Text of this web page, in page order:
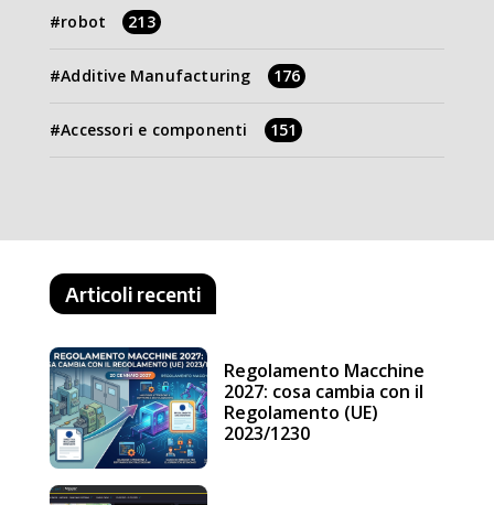
robot 213
Additive Manufacturing 176
Accessori e componenti 151
Articoli recenti
Regolamento Macchine
2027: cosa cambia con il
Regolamento (UE)
2023/1230